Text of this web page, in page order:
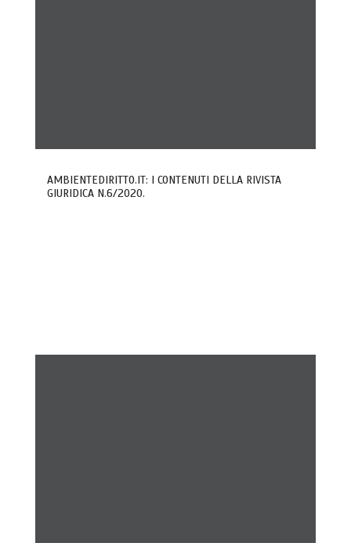
AMBIENTEDIRITTO.IT: I CONTENUTI DELLA RIVISTA
GIURIDICA N.6/2020.